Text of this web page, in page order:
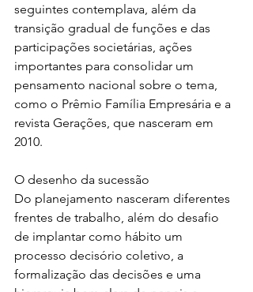
seguintes contemplava, além da
transição gradual de funções e das
participações societárias, ações
importantes para consolidar um
pensamento nacional sobre o tema,
como o Prêmio Família Empresária e a
revista Gerações, que nasceram em
2010.
O desenho da sucessão
Do planejamento nasceram diferentes
frentes de trabalho, além do desafio
de implantar como hábito um
processo decisório coletivo, a
formalização das decisões e uma